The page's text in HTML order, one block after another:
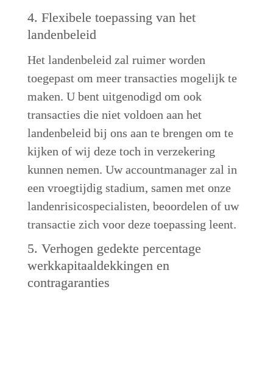
4. Flexibele toepassing van het
landenbeleid
Het landenbeleid zal ruimer worden
toegepast om meer transacties mogelijk te
maken. U bent uitgenodigd om ook
transacties die niet voldoen aan het
landenbeleid bij ons aan te brengen om te
kijken of wij deze toch in verzekering
kunnen nemen. Uw accountmanager zal in
een vroegtijdig stadium, samen met onze
landenrisicospecialisten, beoordelen of uw
transactie zich voor deze toepassing leent.
5. Verhogen gedekte percentage
werkkapitaaldekkingen en
contragaranties